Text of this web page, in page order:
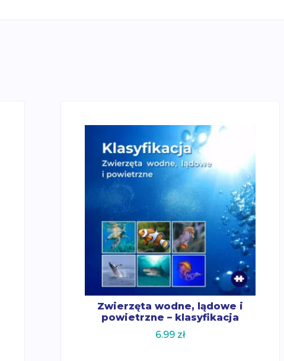
Zwierzęta wodne, lądowe i
powietrzne – klasyfikacja
6.99 zł